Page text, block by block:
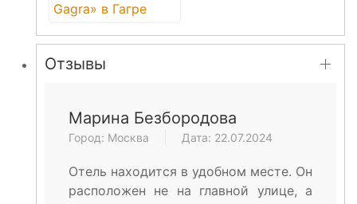
Отзывы
Марина Безбородова
Город: Москва Дата: 22.07.2024
Отель находится в удобном месте. Он
расположен не на главной улице, а